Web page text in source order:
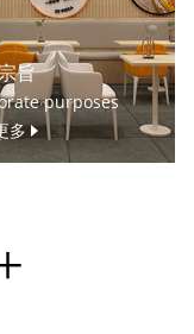
旨
purposes
多